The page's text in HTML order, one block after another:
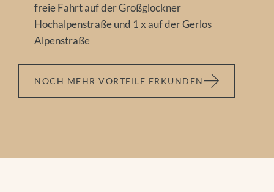
freie Fahrt auf der Großglockner
Hochalpenstraße und 1 x auf der Gerlos
Alpenstraße
NOCH MEHR VORTEILE ERKUNDEN